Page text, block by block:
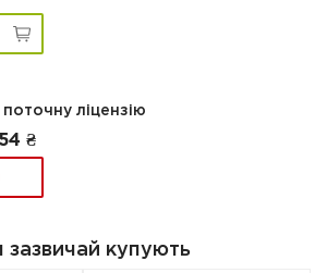
ліцензію
₴
купують